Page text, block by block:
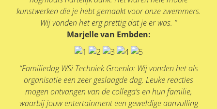
kunstwerken die je hebt gemaakt voor onze zwemmers.
Wij vonden het erg prettig dat je er was. ”
Marjelle van Embden:
“Familiedag WSi Techniek Groenlo: Wij vonden het als
organisatie een zeer geslaagde dag. Leuke reacties
mogen ontvangen van de collega’s en hun familie,
waarbij jouw entertainment een geweldige aanvulling